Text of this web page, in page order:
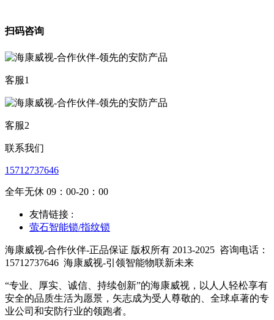
扫码咨询
客服1
客服2
联系我们
15712737646
全年无休 09：00-20：00
友情链接 :
萤石智能锁/指纹锁
海康威视-合作伙伴-正品保证 版权所有 2013-2025 咨询电话：
15712737646 海康威视-引领智能物联新未来
“专业、厚实、诚信、持续创新”的海康威视，以人人轻松享有
安全的品质生活为愿景，矢志成为受人尊敬的、全球卓著的专
业公司和安防行业的领跑者。